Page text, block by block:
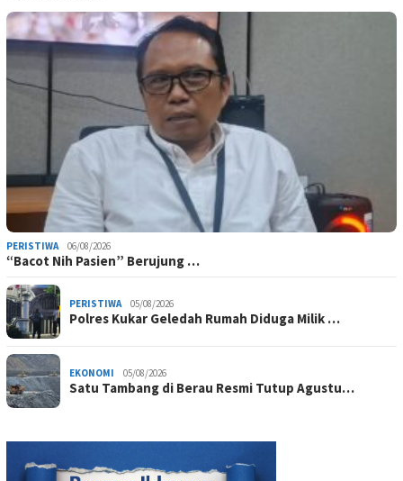
PERISTIWA 06/08/2026
“Bacot Nih Pasien” Berujung …
PERISTIWA 05/08/2026
Polres Kukar Geledah Rumah Diduga Milik …
EKONOMI 05/08/2026
Satu Tambang di Berau Resmi Tutup Agustu…